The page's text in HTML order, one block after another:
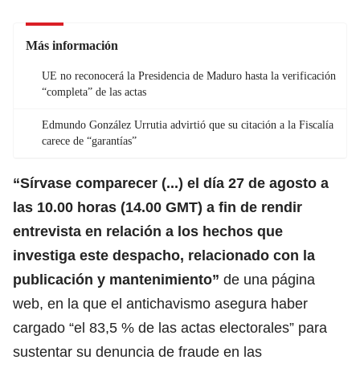
Más información
UE no reconocerá la Presidencia de Maduro hasta la verificación
“completa” de las actas
Edmundo González Urrutia advirtió que su citación a la Fiscalía
carece de “garantías”
“Sírvase comparecer (...) el día 27 de agosto a
las 10.00 horas (14.00 GMT) a fin de rendir
entrevista en relación a los hechos que
investiga este despacho, relacionado con la
publicación y mantenimiento” de una página
web, en la que el antichavismo asegura haber
cargado “el 83,5 % de las actas electorales” para
sustentar su denuncia de fraude en las